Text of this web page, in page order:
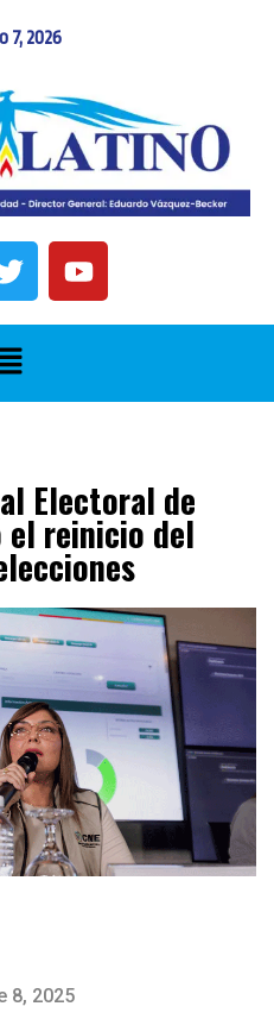
7, 2026
Electoral de
el reinicio del
8, 2025